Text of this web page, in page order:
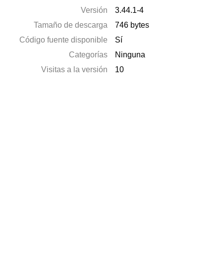
Versión
3.44.1-4
Tamaño de descarga
746 bytes
Código fuente disponible
Sí
Categorías
Ninguna
Visitas a la versión
10